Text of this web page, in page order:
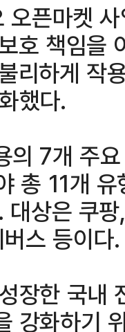
픈마켓
호 책임을
리하게 작
했다.
의 7개 주
총 11개
상은 쿠
스 등이다.
장한 국내
강화하기